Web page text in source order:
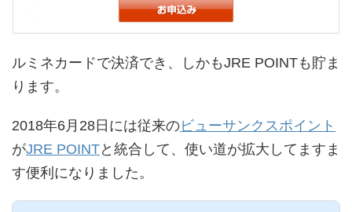
ルミネカードで決済でき、しかもJRE POINTも貯ま
ります。
2018年6月28日には従来のビューサンクスポイント
がJRE POINTと統合して、使い道が拡大してますま
す便利になりました。